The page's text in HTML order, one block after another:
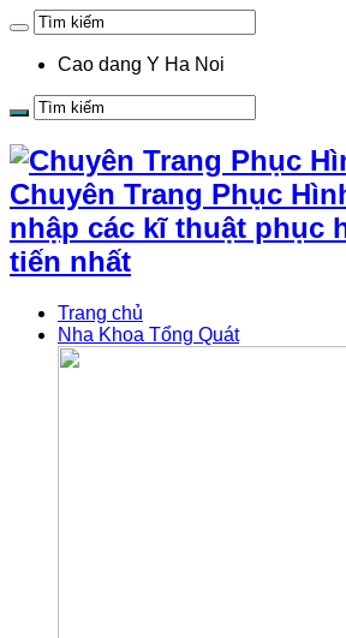
Cao dang Y Ha Noi
Chuyên Trang Phục
nhập các kĩ thuật phục
tiến nhất
Trang chủ
Nha Khoa Tổng Quát